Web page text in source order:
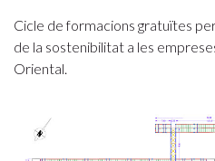
Cicle de formacions gratuïtes
de la sostenibilitat a les
Oriental.